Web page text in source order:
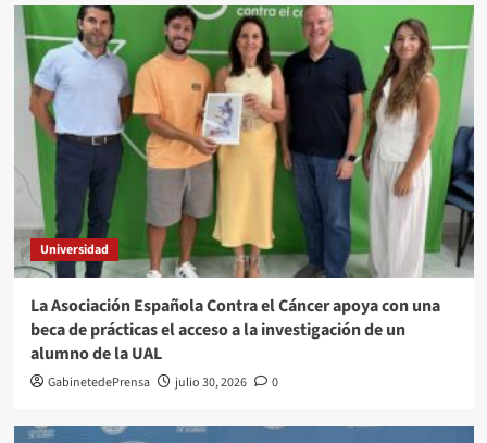
Universidad
La Asociación Española Contra el Cáncer apoya con una
beca de prácticas el acceso a la investigación de un
alumno de la UAL
GabinetedePrensa julio 30, 2026 0